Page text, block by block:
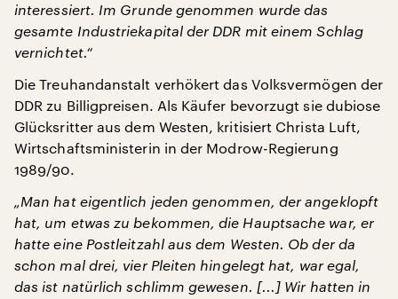
interessiert. Im Grunde genommen wurde das
gesamte Industriekapital der DDR mit einem Schlag
vernichtet.“
Die Treuhandanstalt verhökert das Volksvermögen der
DDR zu Billigpreisen. Als Käufer bevorzugt sie dubiose
Glücksritter aus dem Westen, kritisiert Christa Luft,
Wirtschaftsministerin in der Modrow-Regierung
1989/90.
„Man hat eigentlich jeden genommen, der angeklopft
hat, um etwas zu bekommen, die Hauptsache war, er
hatte eine Postleitzahl aus dem Westen. Ob der da
schon mal drei, vier Pleiten hingelegt hat, war egal,
das ist natürlich schlimm gewesen. [...] Wir hatten in